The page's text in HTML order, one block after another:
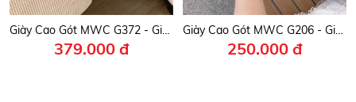
Giày Cao Gót MWC G372 - Giày Búp Bê Cao Gót Phối Quai Mảnh Đính Khóa Kim Loại Thanh Lịch, Nữ Tính, Thời Trang.
379.000 đ
Giày Cao Gót MWC G206 - Giày Slingback Cao 8cm, Mũi Nhọn Phối Nơ Mềm Mại, Nữ Tính Cuốn Hút Mọi Ánh Nhìn.
250.000 đ